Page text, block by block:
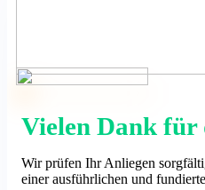
Vielen Dank für
Wir prüfen Ihr Anliegen
einer ausführlichen und